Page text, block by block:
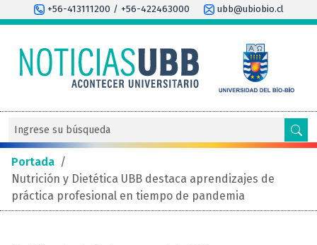
+56-413111200 / +56-422463000 ubb@ubiobio.cl
Portada /
Nutrición y Dietética UBB destaca aprendizajes de
práctica profesional en tiempo de pandemia